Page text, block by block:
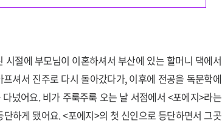
시절에 부모님이 이혼하셔서 부산에 있는 할머니 댁에서
셔서 진주로 다시 돌아갔다가, 이후에 전공을 독문학에
녔어요. 비가 주룩주룩 오는 날 서점에서 <포에지>라는
하게 됐어요. <포에지>의 첫 신인으로 등단하면서 그곳